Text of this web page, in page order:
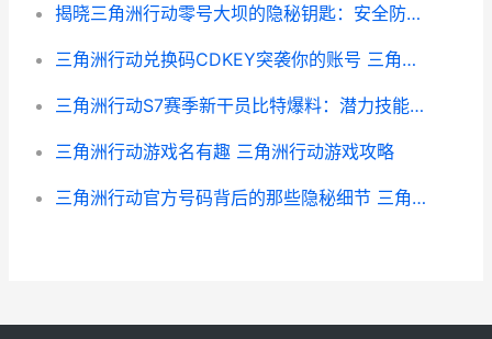
揭晓三角洲行动零号大坝的隐秘钥匙：安全防护背后的行业真相和数据 三角洲逮捕行动
三角洲行动兑换码CDKEY突袭你的账号 三角洲行动兑换码和验证码
三角洲行动S7赛季新干员比特爆料：潜力技能和方法趋势全解析 三角洲行动s7赛季宣传片
三角洲行动游戏名有趣 三角洲行动游戏攻略
三角洲行动官方号码背后的那些隐秘细节 三角洲行动官方下载安装